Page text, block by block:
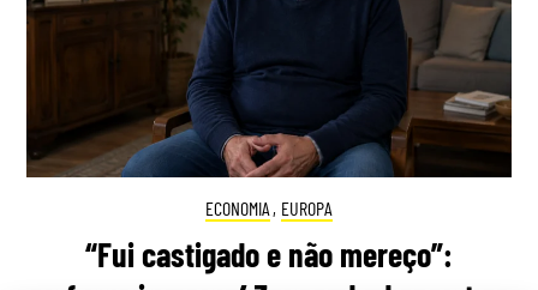
ECONOMIA , EUROPA
“Fui castigado e não mereço”: